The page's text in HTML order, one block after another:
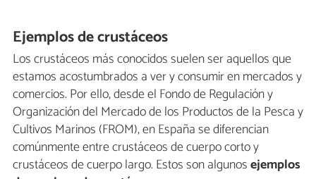
Ejemplos de crustáceos
Los crustáceos más conocidos suelen ser aquellos que
estamos acostumbrados a ver y consumir en mercados y
comercios. Por ello, desde el Fondo de Regulación y
Organización del Mercado de los Productos de la Pesca y
Cultivos Marinos (FROM), en España se diferencian
comúnmente entre crustáceos de cuerpo corto y
crustáceos de cuerpo largo. Estos son algunosejemplos